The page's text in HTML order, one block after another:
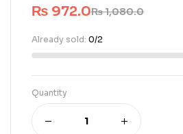
₨1,080.0
₨ 972.0
Already sold: 0/2
Quantity